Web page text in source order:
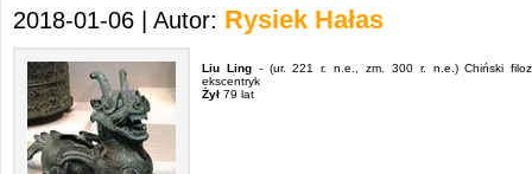
2018-01-06 | Autor: Rysiek Hałas
Liu Ling- (ur. 221 r. n.e., zm. 300 r. n.e.) Chiński
ekscentryk
Żył 79 lat